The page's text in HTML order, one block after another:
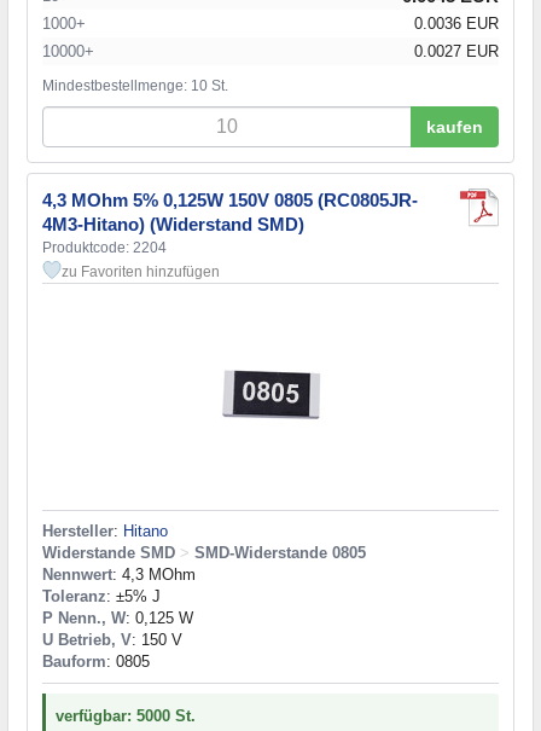
1000+
0.0036 EUR
10000+
0.0027 EUR
Mindestbestellmenge: 10 St.
kaufen
4,3 MOhm 5% 0,125W 150V 0805 (RC0805JR-
4M3-Hitano) (Widerstand SMD)
Produktcode: 2204
zu Favoriten hinzufügen
Hersteller: Hitano
Widerstande SMD > SMD-Widerstande 0805
Nennwert: 4,3 MOhm
Toleranz: ±5% J
P Nenn., W: 0,125 W
U Betrieb, V: 150 V
Bauform: 0805
verfügbar: 5000 St.